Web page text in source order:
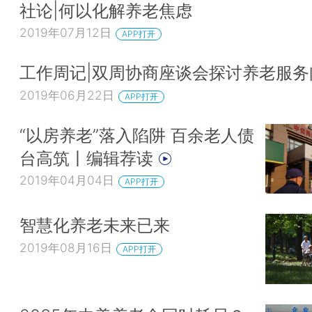
社论|何以化解养老焦虑
2019年07月12日 APP打开
工作周记|双周协商座谈会探讨养老服
2019年06月22日 APP打开
“以房养老”落入陷阱 百余老人债
台高筑丨编辑荐读
2019年04月04日 APP打开
智慧化养老未来已来
2019年08月16日 APP打开